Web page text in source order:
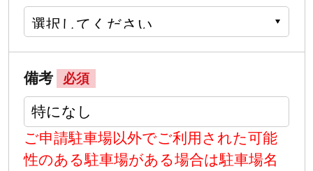
備考 必須
ご申請駐車場以外でご利用された可能
性のある駐車場がある場合は駐車場名